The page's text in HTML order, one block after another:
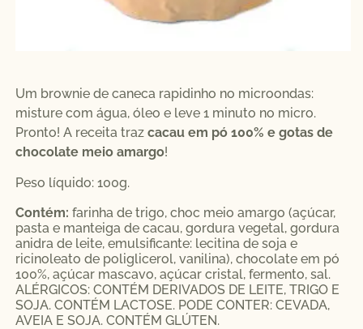
Um brownie de caneca rapidinho no microondas:
misture com água, óleo e leve 1 minuto no micro.
Pronto! A receita traz cacau em pó 100% e gotas de
chocolate meio amargo!
Peso líquido: 100g.
Contém: farinha de trigo, choc meio amargo (açúcar,
pasta e manteiga de cacau, gordura vegetal, gordura
anidra de leite, emulsificante: lecitina de soja e
ricinoleato de poliglicerol, vanilina), chocolate em pó
100%, açúcar mascavo, açúcar cristal, fermento, sal.
ALÉRGICOS: CONTÉM DERIVADOS DE LEITE, TRIGO E
SOJA. CONTÉM LACTOSE. PODE CONTER: CEVADA,
AVEIA E SOJA. CONTÉM GLÚTEN.